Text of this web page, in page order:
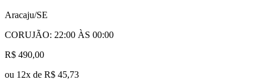
Aracaju/SE
CORUJÃO: 22:00 ÀS 00:00
R$ 490,00
ou 12x de R$ 45,73